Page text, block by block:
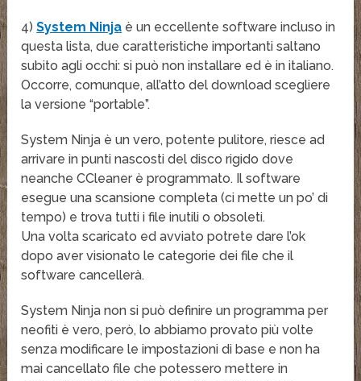
4)System Ninja è un eccellente software incluso in
questa lista, due caratteristiche importanti saltano
subito agli occhi: si può non installare ed è in italiano.
Occorre, comunque, all’atto del download scegliere
la versione “portable”.
System Ninja è un vero, potente pulitore, riesce ad
arrivare in punti nascosti del disco rigido dove
neanche CCleaner è programmato. Il software
esegue una scansione completa (ci mette un po’ di
tempo) e trova tutti i file inutili o obsoleti.
Una volta scaricato ed avviato potrete dare l’ok
dopo aver visionato le categorie dei file che il
software cancellerà.
System Ninja non si può definire un programma per
neofiti è vero, però, lo abbiamo provato più volte
senza modificare le impostazioni di base e non ha
mai cancellato file che potessero mettere in